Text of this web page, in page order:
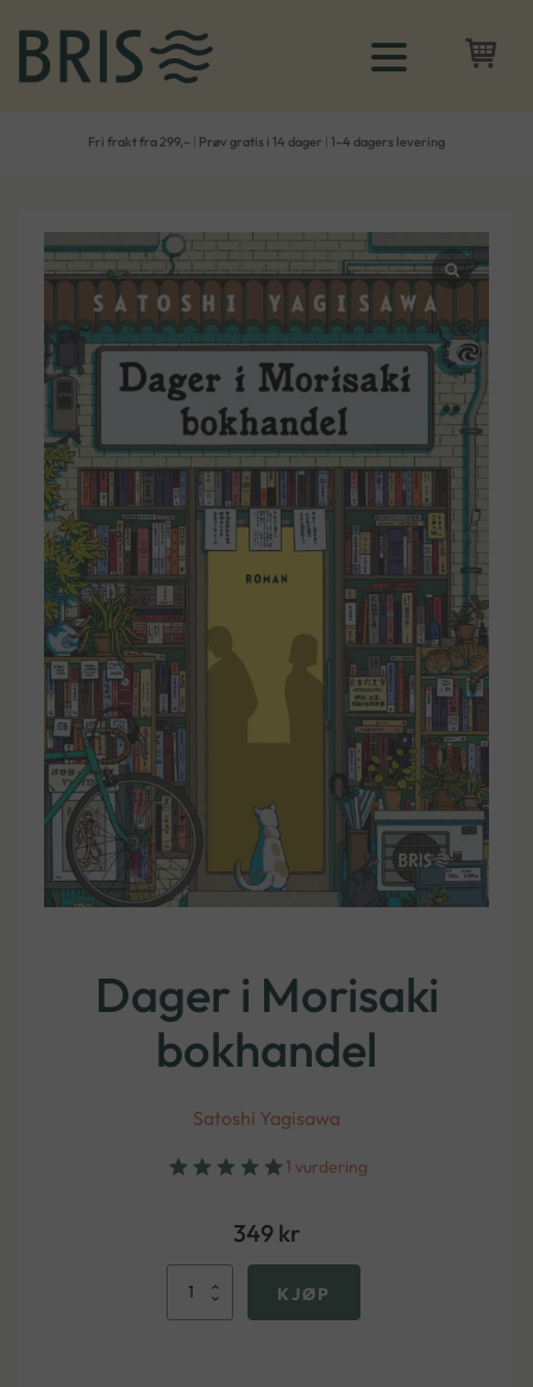
Fri frakt fra 299,– Prøv gratis i 14 dager 1–4 dagers levering
Dager i Morisaki
bokhandel
Satoshi Yagisawa
1 vurdering
349 kr
Dager
KJØP